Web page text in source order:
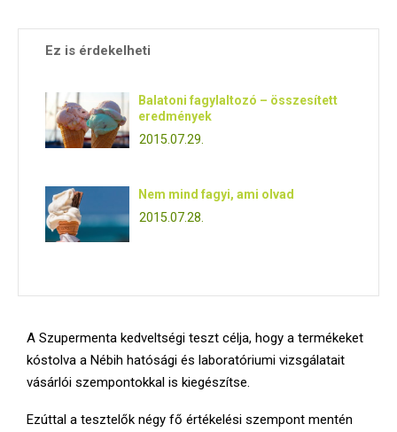
Ez is érdekelheti
Balatoni fagylaltozó – összesített
eredmények
2015.07.29.
Nem mind fagyi, ami olvad
2015.07.28.
A Szupermenta kedveltségi teszt célja, hogy a termékeket
kóstolva a Nébih hatósági és laboratóriumi vizsgálatait
vásárlói szempontokkal is kiegészítse.
Ezúttal a tesztelők négy fő értékelési szempont mentén